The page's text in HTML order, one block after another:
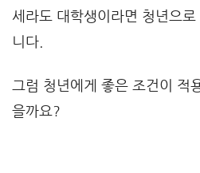
세라도 대학생이라면 청년으
니다.
그럼 청년에게 좋은 조건이 적
을까요?